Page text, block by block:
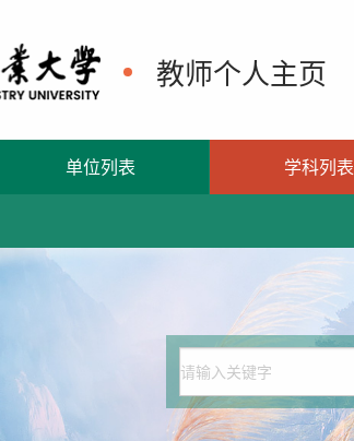
教师个人主页
单位列表 学科列表